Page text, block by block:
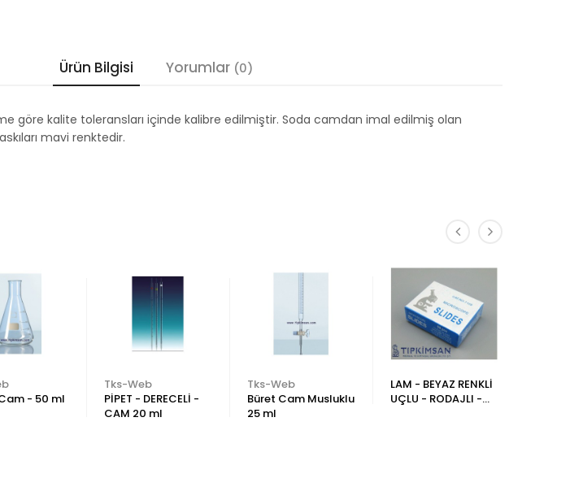
Ürün Bilgisi Yorumlar (0)
göre kalite toleransları içinde kalibre edilmiştir. Soda camdan imal edilmiş olan
mavi renktedir.
- 50 ml
Tks-Web
PİPET - DERECELİ -
CAM 20 ml
Tks-Web
Büret Cam Musluklu
25 ml
LAM - BEYAZ RENKLİ
UÇLU - RODAJLI -